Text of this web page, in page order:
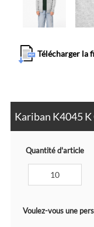
Télécharger la
Kariban K4045
Quantité d'article
Voulez-vous une